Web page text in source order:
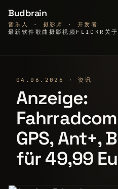
Budbrain
音乐人 · 摄影师 · 开发者
最新 软件 歌曲 摄影视频 FLICKR 关于
04.06.2026 · 资讯
Anzeige:
GPS, Ant+,
für 49,99